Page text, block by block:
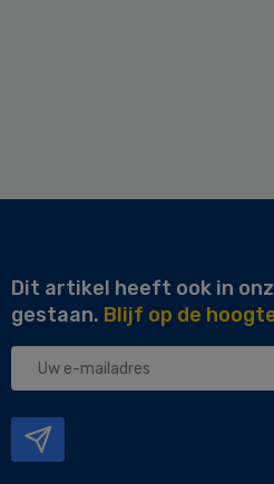
Dit artikel heeft ook in
gestaan. Blijf op de
Uw